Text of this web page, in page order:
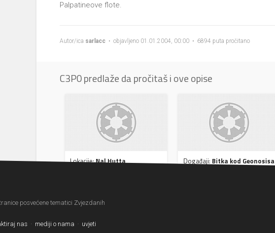
Palpatineove flote.
Autor/ica sarlacc • objavljeno 01.01.2004, 00:00 • 6894 puta pročitano
C3P0 predlaže da pročitaš i ove opise
Lokacije:Nal Hutta Događaji: Bitka kod Geonosisa
posvećene tematici Zvjezdanih
nas · mediji o nama · uvjeti